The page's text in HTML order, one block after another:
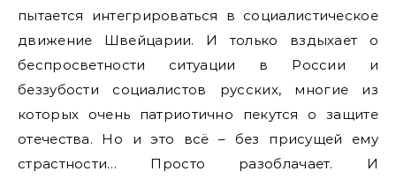
пытается интегрироваться в социалистическое
движение Швейцарии. И только вздыхает о
беспросветности ситуации в России и
беззубости социалистов русских, многие из
которых очень патриотично пекутся о защите
отечества. Но и это всё – без присущей ему
страстности… Просто разоблачает. И